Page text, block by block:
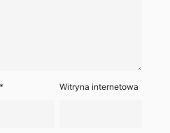
* Witryna internetowa